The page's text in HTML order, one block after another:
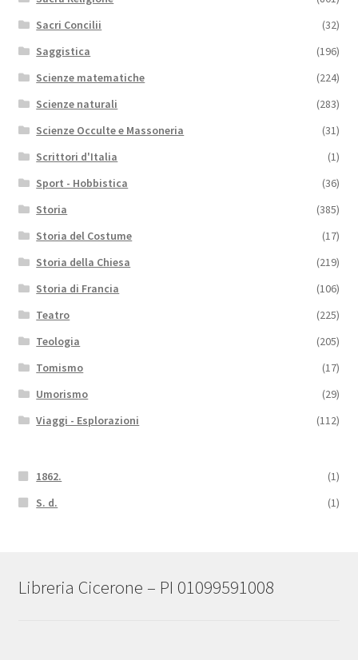
Sacri Concilii
(32)
Saggistica
(196)
Scienze matematiche
(224)
Scienze naturali
(283)
Scienze Occulte e Massoneria
(31)
Scrittori d'Italia
(1)
Sport - Hobbistica
(36)
Storia
(385)
Storia del Costume
(17)
Storia della Chiesa
(219)
Storia di Francia
(106)
Teatro
(225)
Teologia
(205)
Tomismo
(17)
Umorismo
(29)
Viaggi - Esplorazioni
(112)
1862.
(1)
S. d.
(1)
Libreria Cicerone – PI 01099591008